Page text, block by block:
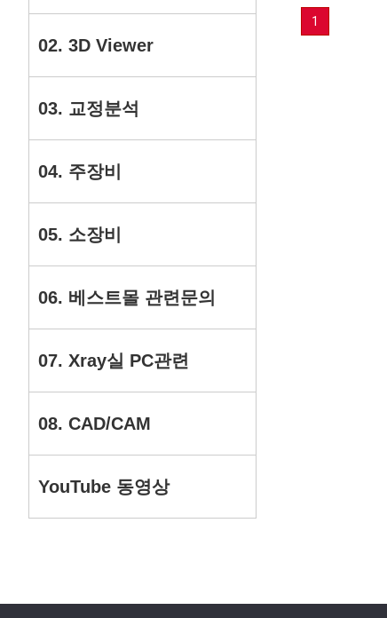
02. 3D Viewer
03. 교정분석
04. 주장비
05. 소장비
06. 베스트몰 관련문의
07. Xray실 PC관련
08. CAD/CAM
YouTube 동영상
1